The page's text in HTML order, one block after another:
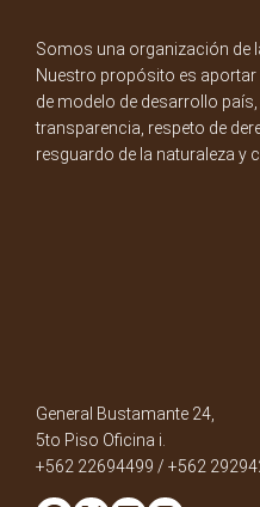
Somos una organización de
Nuestro propósito es
de modelo de desarrollo
transparencia, respeto de
resguardo de la naturaleza y
General Bustamante 24,
5to Piso Oficina i.
+562 22694499 / +562